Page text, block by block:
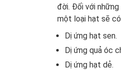
đời. Đối với
một loại hạt sẽ
Dị ứng hạt sen.
Dị ứng quả óc
Dị ứng hạt dẻ.